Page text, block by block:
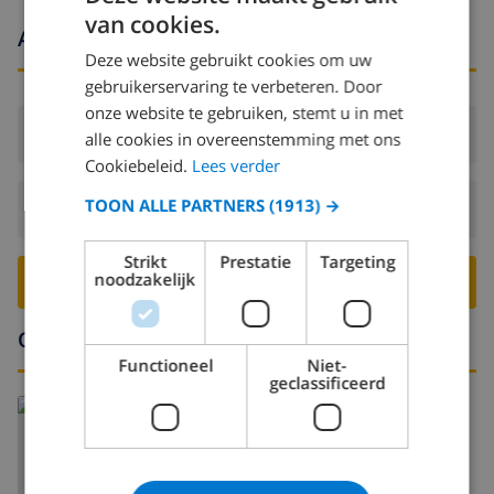
• Water Park 16.1km
Extra kosten te betalen bij aankomst (indien nodig):
Baby Carrier-€ 28,00 per week
Strand / zwembad handdoeken-€ 10,00 per persoon
-Bed € 63,00 per week
Cot-€ 42,00 per week
Fans-€ 28,00 per week
Belemmeren (01-04 personen) € -75,00 per week
Aankomst- en vertrektijden
Aankomst:Vanaf 15:00 voor 00:00
Vertrek:Voor: 10:00
BOEK DEZE VILLA ›
Omgeving
van cookies.
Deze website gebruikt cookies om uw
gebruikerservaring te verbeteren. Door
onze website te gebruiken, stemt u in met
alle cookies in overeenstemming met ons
Cookiebeleid. Lees verder
TOON ALLE PARTNERS(1913) →
Strikt
noodzakelijk
Prestatie Targeting
Functioneel
Niet-
geclassificeerd